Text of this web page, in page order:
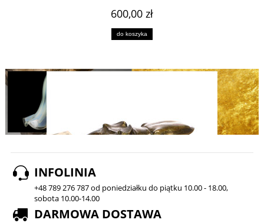
600,00 zł
do koszyka
INFOLINIA
+48 789 276 787 od poniedziałku do piątku 10.00 - 18.00,
sobota 10.00-14.00
DARMOWA DOSTAWA